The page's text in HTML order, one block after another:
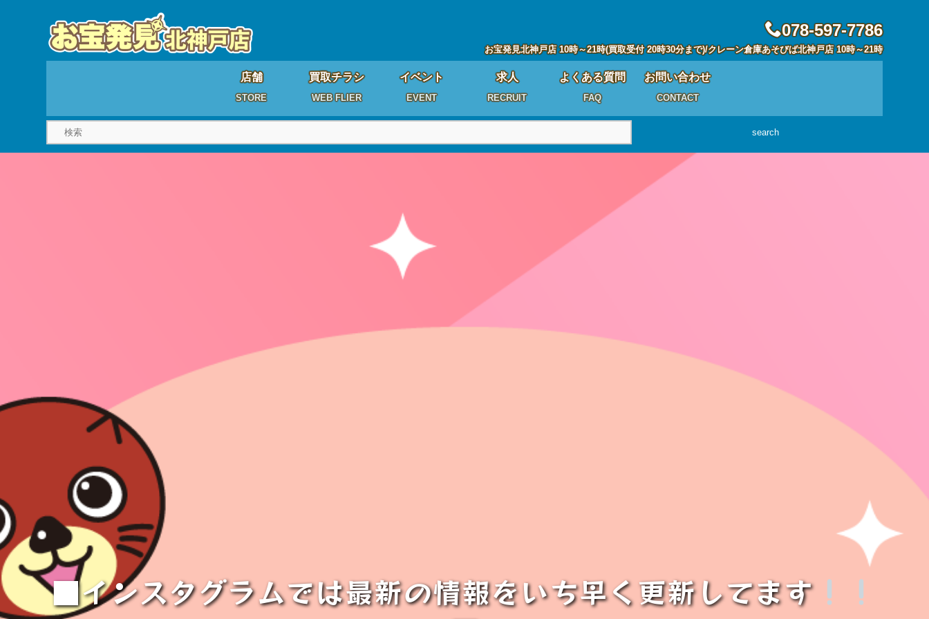
078-597-7786
お宝発見北神戸店 10時～21時(買取受付 20時30分まで)/クレーン倉庫あそびば北神戸店 10時～21時
店舗
STORE
買取チラシ
WEB FLIER
イベント
EVENT
求人
RECRUIT
よくある質問
FAQ
お問い合わせ
CONTACT
search
■インスタグラムでは最新の情報をいち早く更新してます